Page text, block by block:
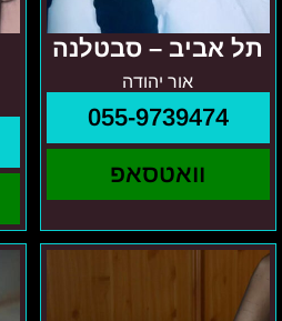
תל אביב – סבטלנה
אור יהודה
055-9739474
וואטסאפ
ניקה-